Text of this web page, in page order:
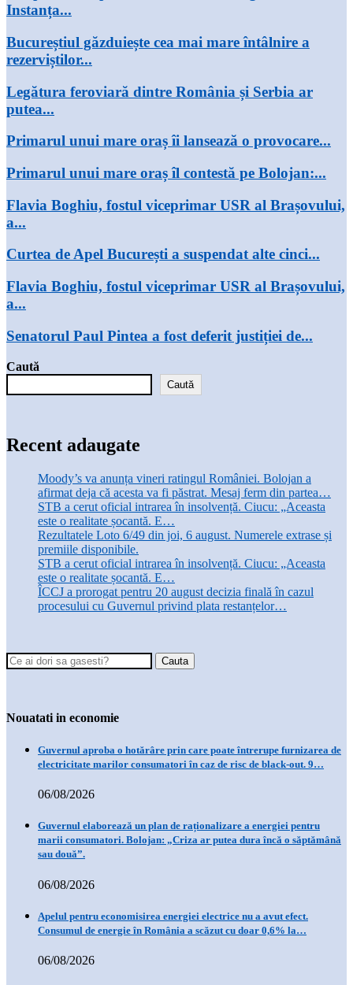
Instanța...
Bucureștiul găzduiește cea mai mare întâlnire a
rezerviștilor...
Legătura feroviară dintre România și Serbia ar
putea...
Primarul unui mare oraș îi lansează o provocare...
Primarul unui mare oraș îl contestă pe Bolojan:...
Flavia Boghiu, fostul viceprimar USR al Brașovului,
a...
Curtea de Apel București a suspendat alte cinci...
Flavia Boghiu, fostul viceprimar USR al Brașovului,
a...
Senatorul Paul Pintea a fost deferit justiției de...
Caută
Caută
Recent adaugate
Moody’s va anunța vineri ratingul României. Bolojan a
afirmat deja că acesta va fi păstrat. Mesaj ferm din partea…
STB a cerut oficial intrarea în insolvență. Ciucu: „Aceasta
este o realitate șocantă. E…
Rezultatele Loto 6/49 din joi, 6 august. Numerele extrase și
premiile disponibile.
STB a cerut oficial intrarea în insolvență. Ciucu: „Aceasta
este o realitate șocantă. E…
ÎCCJ a prorogat pentru 20 august decizia finală în cazul
procesului cu Guvernul privind plata restanțelor…
Nouatati in economie
Guvernul aproba o hotărâre prin care poate întrerupe furnizarea de
electricitate marilor consumatori în caz de risc de black-out. 9…
06/08/2026
Guvernul elaborează un plan de raționalizare a energiei pentru
marii consumatori. Bolojan: „Criza ar putea dura încă o săptămână
sau două”.
06/08/2026
Apelul pentru economisirea energiei electrice nu a avut efect.
Consumul de energie în România a scăzut cu doar 0,6% la…
06/08/2026